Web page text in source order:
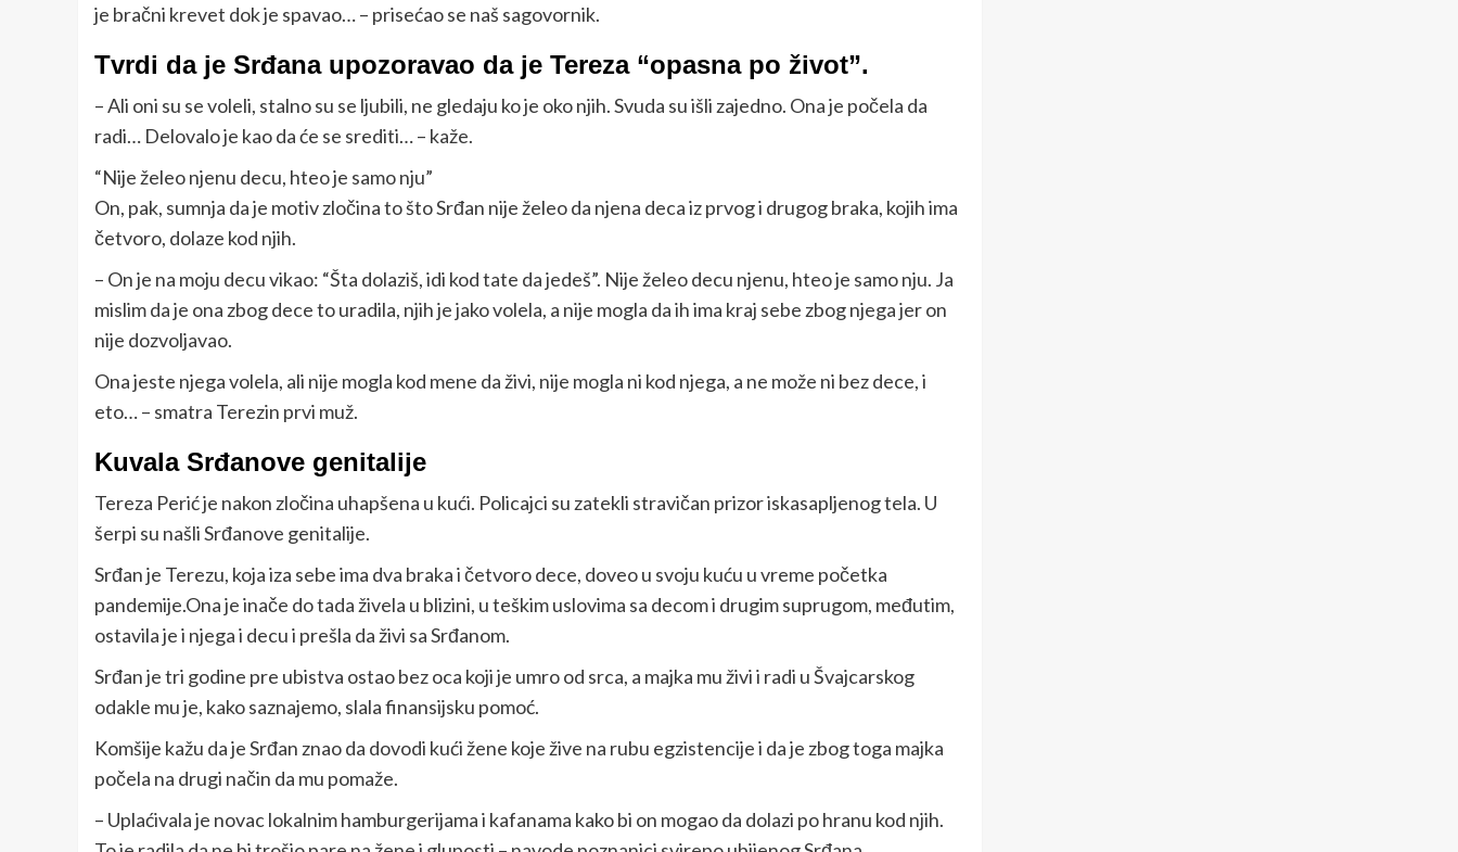
je bračni krevet dok je spavao… – prisećao se naš sagovornik.
Tvrdi da je Srđana upozoravao da je Tereza “opasna po život”.
– Ali oni su se voleli, stalno su se ljubili, ne gledaju ko je oko njih. Svuda su išli zajedno. Ona je počela da
radi… Delovalo je kao da će se srediti… – kaže.
“Nije želeo njenu decu, hteo je samo nju”
On, pak, sumnja da je motiv zločina to što Srđan nije želeo da njena deca iz prvog i drugog braka, kojih ima
četvoro, dolaze kod njih.
– On je na moju decu vikao: “Šta dolaziš, idi kod tate da jedeš”. Nije želeo decu njenu, hteo je samo nju. Ja
mislim da je ona zbog dece to uradila, njih je jako volela, a nije mogla da ih ima kraj sebe zbog njega jer on
nije dozvoljavao.
Ona jeste njega volela, ali nije mogla kod mene da živi, nije mogla ni kod njega, a ne može ni bez dece, i
eto… – smatra Terezin prvi muž.
Kuvala Srđanove genitalije
Tereza Perić je nakon zločina uhapšena u kući. Policajci su zatekli stravičan prizor iskasapljenog tela. U
šerpi su našli Srđanove genitalije.
Srđan je Terezu, koja iza sebe ima dva braka i četvoro dece, doveo u svoju kuću u vreme početka
pandemije.Ona je inače do tada živela u blizini, u teškim uslovima sa decom i drugim suprugom, međutim,
ostavila je i njega i decu i prešla da živi sa Srđanom.
Srđan je tri godine pre ubistva ostao bez oca koji je umro od srca, a majka mu živi i radi u Švajcarskog
odakle mu je, kako saznajemo, slala finansijsku pomoć.
Komšije kažu da je Srđan znao da dovodi kući žene koje žive na rubu egzistencije i da je zbog toga majka
počela na drugi način da mu pomaže.
– Uplaćivala je novac lokalnim hamburgerijama i kafanama kako bi on mogao da dolazi po hranu kod njih.